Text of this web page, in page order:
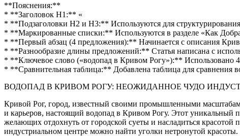
**Пояснения:**
* **Заголовок H1:** «
* **Подзаголовки H2 и H3:** Используются для структурирования
* **Маркированные списки:** Используются в разделе «Как
* **Первый абзац (4 предложения):** Начинается с описания
* **Разнообразие длины предложений:** Статья написана с
* **Ключевое слово («водопад в Кривом Рогу»):** Использовано 4
* **Сравнительная таблица:** Добавлена таблица для сравнения
ВОДОПАД В КРИВОМ РОГУ: НЕОЖИДАННОЕ ЧУДО
Кривой Рог, город, известный своими промышленными
и карьеров, настоящий водопад в Кривом Рогу. Этот уникальный
желающих отдохнуть от городской суеты и насладиться
индустриальном центре можно найти уголки нетронутой красоты.